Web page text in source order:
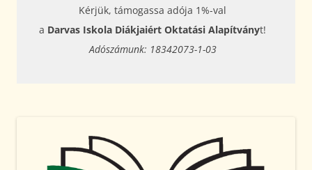
Kérjük, támogassa adója 1%-val
a Darvas Iskola Diákjaiért Oktatási Alapítványt!
Adószámunk: 18342073-1-03